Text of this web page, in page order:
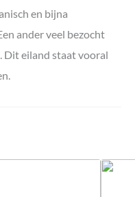
en bijna
ander veel bezocht
Dit eiland staat vooral